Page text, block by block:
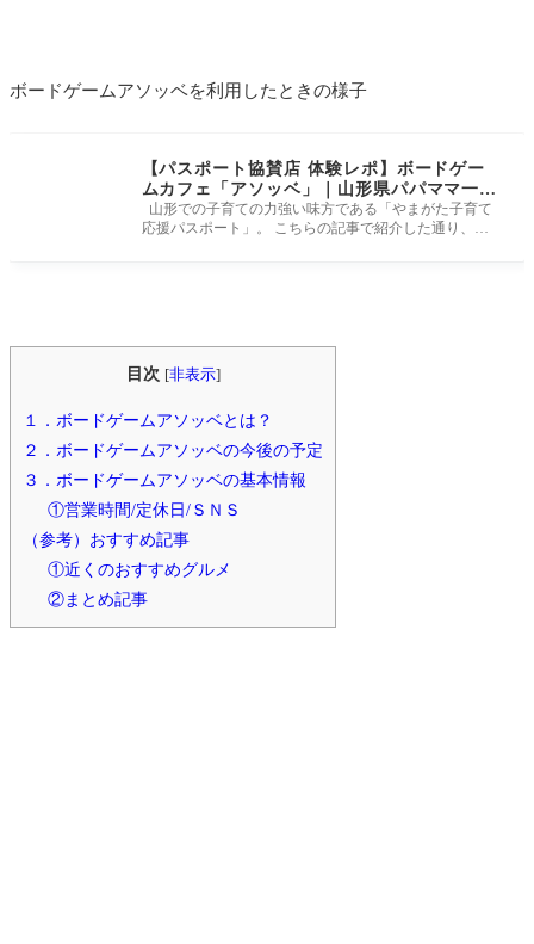
ボードゲームアソッベを利用したときの様子
【パスポート協賛店 体験レポ】ボードゲー
ムカフェ「アソッベ」｜山形県パパママ一緒
に子育て応援事業
山形での子育ての力強い味方である「やまがた子育て
応援パスポート」。 こちらの記事で紹介した通り、協
目次 [非表示]
１．ボードゲームアソッベとは？
２．ボードゲームアソッベの今後の予定
３．ボードゲームアソッベの基本情報
①営業時間/定休日/ＳＮＳ
（参考）おすすめ記事
①近くのおすすめグルメ
②まとめ記事